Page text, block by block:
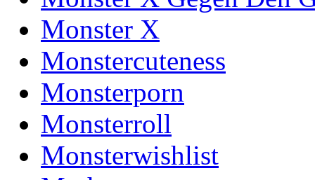
Monster X
Monstercuteness
Monsterporn
Monsterroll
Monsterwishlist